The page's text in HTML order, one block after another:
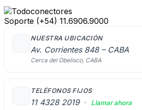
Soporte (+54) 11.6906.9000
NUESTRA UBICACIÓN
Av. Corrientes 848 – CABA
Cerca del Obelisco, CABA
TELÉFONOS FIJOS
11 4328 2019 · Llamar ahora